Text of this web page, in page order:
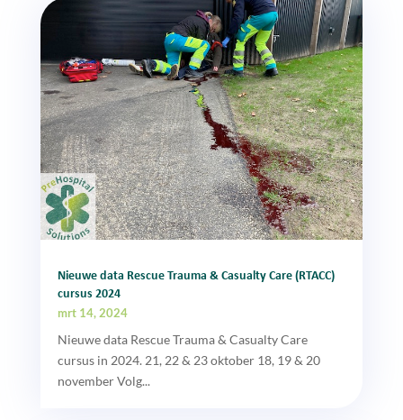
Nieuwe data Rescue Trauma & Casualty Care (RTACC)
cursus 2024
mrt 14, 2024
Nieuwe data Rescue Trauma & Casualty Care
cursus in 2024. 21, 22 & 23 oktober 18, 19 & 20
november Volg...